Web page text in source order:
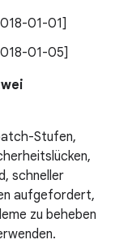
01-01]
01-05]
Stufen,
schneller
aufgefordert,
zu beheben